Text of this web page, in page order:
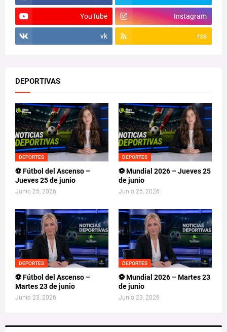
YouTube Instagram
vk rss
DEPORTIVAS
DEPORTES
⚽ Fútbol del Ascenso –
Jueves 25 de junio
Junio 25, 2026
DEPORTES
⚽ Mundial 2026 – Jueves 25
de junio
Junio 25, 2026
DEPORTES
⚽ Fútbol del Ascenso –
Martes 23 de junio
Junio 23, 2026
DEPORTES
⚽ Mundial 2026 – Martes 23
de junio
Junio 23, 2026